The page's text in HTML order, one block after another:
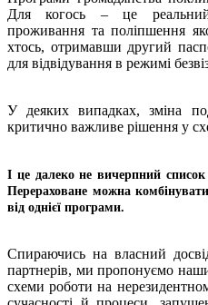
Для когось – це
проживання та поліпшення
хтось, отримавши другий
для відвідування в режимі
У деяких випадках, зміна
критично важливе рішення у
І це далеко не вичерпний
Перераховане можна
від однієї програми.
Спираючись на власний
партнерів, ми пропонуємо
схеми роботи на